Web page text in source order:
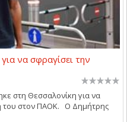
να σφραγίσει την
στη Θεσσαλονίκη για να
του στον ΠΑΟΚ. Ο Δημήτρης